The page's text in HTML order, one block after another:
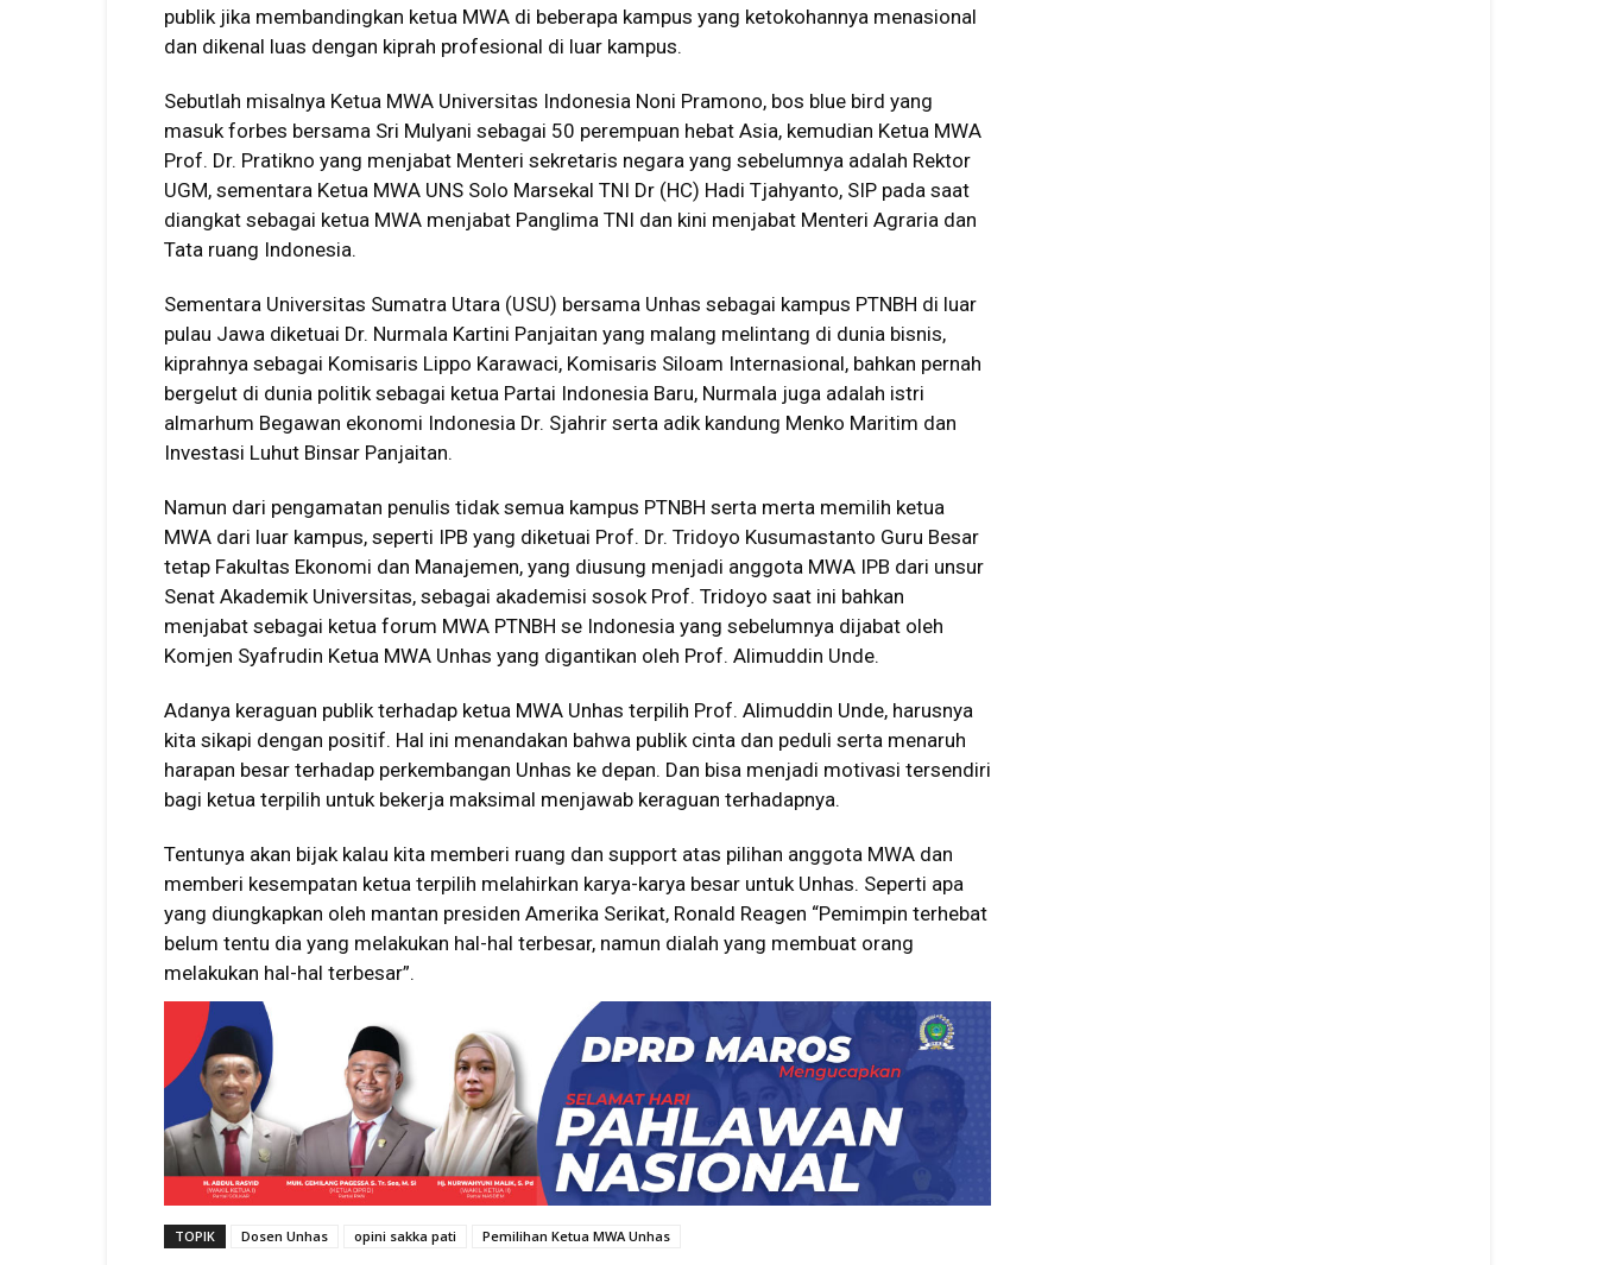
publik jika membandingkan ketua MWA di beberapa kampus yang ketokohannya menasional
dan dikenal luas dengan kiprah profesional di luar kampus.
Sebutlah misalnya Ketua MWA Universitas Indonesia Noni Pramono, bos blue bird yang
masuk forbes bersama Sri Mulyani sebagai 50 perempuan hebat Asia, kemudian Ketua MWA
Prof. Dr. Pratikno yang menjabat Menteri sekretaris negara yang sebelumnya adalah Rektor
UGM, sementara Ketua MWA UNS Solo Marsekal TNI Dr (HC) Hadi Tjahyanto, SIP pada saat
diangkat sebagai ketua MWA menjabat Panglima TNI dan kini menjabat Menteri Agraria dan
Tata ruang Indonesia.
Sementara Universitas Sumatra Utara (USU) bersama Unhas sebagai kampus PTNBH di luar
pulau Jawa diketuai Dr. Nurmala Kartini Panjaitan yang malang melintang di dunia bisnis,
kiprahnya sebagai Komisaris Lippo Karawaci, Komisaris Siloam Internasional, bahkan pernah
bergelut di dunia politik sebagai ketua Partai Indonesia Baru, Nurmala juga adalah istri
almarhum Begawan ekonomi Indonesia Dr. Sjahrir serta adik kandung Menko Maritim dan
Investasi Luhut Binsar Panjaitan.
Namun dari pengamatan penulis tidak semua kampus PTNBH serta merta memilih ketua
MWA dari luar kampus, seperti IPB yang diketuai Prof. Dr. Tridoyo Kusumastanto Guru Besar
tetap Fakultas Ekonomi dan Manajemen, yang diusung menjadi anggota MWA IPB dari unsur
Senat Akademik Universitas, sebagai akademisi sosok Prof. Tridoyo saat ini bahkan
menjabat sebagai ketua forum MWA PTNBH se Indonesia yang sebelumnya dijabat oleh
Komjen Syafrudin Ketua MWA Unhas yang digantikan oleh Prof. Alimuddin Unde.
Adanya keraguan publik terhadap ketua MWA Unhas terpilih Prof. Alimuddin Unde, harusnya
kita sikapi dengan positif. Hal ini menandakan bahwa publik cinta dan peduli serta menaruh
harapan besar terhadap perkembangan Unhas ke depan. Dan bisa menjadi motivasi tersendiri
bagi ketua terpilih untuk bekerja maksimal menjawab keraguan terhadapnya.
Tentunya akan bijak kalau kita memberi ruang dan support atas pilihan anggota MWA dan
memberi kesempatan ketua terpilih melahirkan karya-karya besar untuk Unhas. Seperti apa
yang diungkapkan oleh mantan presiden Amerika Serikat, Ronald Reagen “Pemimpin terhebat
belum tentu dia yang melakukan hal-hal terbesar, namun dialah yang membuat orang
melakukan hal-hal terbesar”.
TOPIK Dosen Unhas opini sakka pati Pemilihan Ketua MWA Unhas